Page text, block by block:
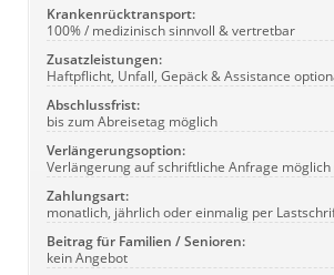
Krankenrücktransport:
100% / medizinisch sinnvoll & vertretbar
Zusatzleistungen:
Haftpflicht, Unfall, Gepäck & Assistance
Abschlussfrist:
bis zum Abreisetag möglich
Verlängerungsoption:
Verlängerung auf schriftliche Anfrage möglich
Zahlungsart:
monatlich, jährlich oder einmalig per
Beitrag für Familien / Senioren:
kein Angebot